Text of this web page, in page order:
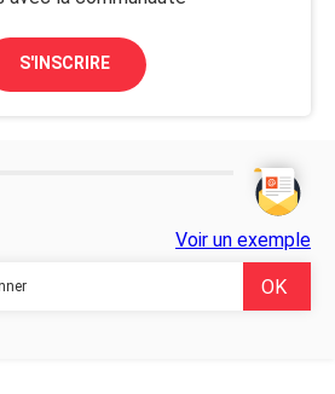
S'INSCRIRE
Voir un exemple